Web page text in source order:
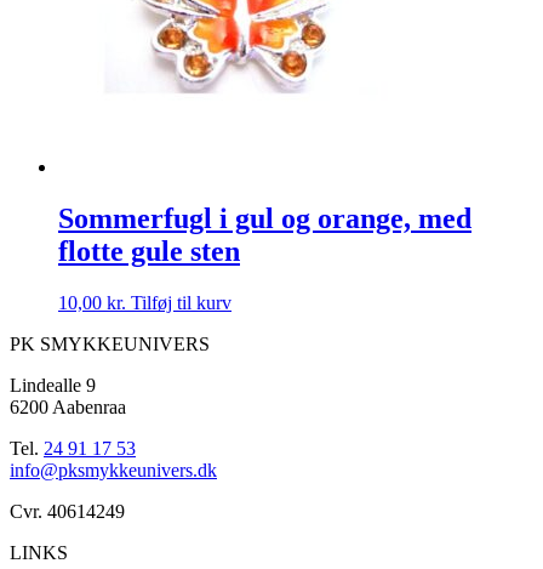
Sommerfugl i gul og orange, med
flotte gule sten
10,00 kr. Tilføj til kurv
PK SMYKKEUNIVERS
Lindealle 9
6200 Aabenraa
Tel. 24 91 17 53
info@pksmykkeunivers.dk
Cvr. 40614249
LINKS